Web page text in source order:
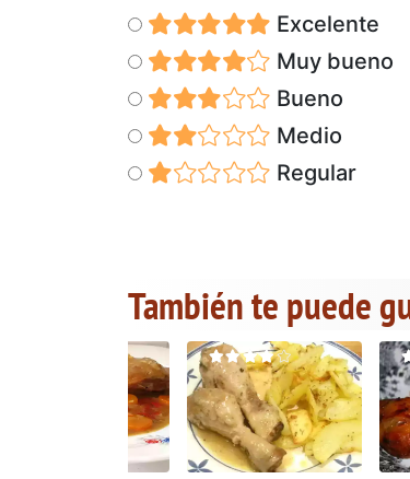
Excelente
Muy bueno
Bueno
Medio
Regular
También te puede